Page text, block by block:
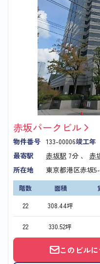
赤坂パークビル
物件番号 133-00006竣工年
最寄駅
赤坂駅 7分 、 赤
所在地
東京都港区赤坂
階数 面積
22
308.44坪
22 330.52坪
このビル